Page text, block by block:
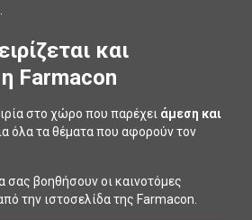
και
Farmacon
στο χώρο που παρέχει άμεση και
όλα τα θέματα που αφορούν τον
σας βοηθήσουν οι καινοτόμες
την ιστοσελίδα της Farmacon.